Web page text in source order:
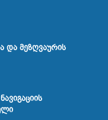
და მეზღვაურის